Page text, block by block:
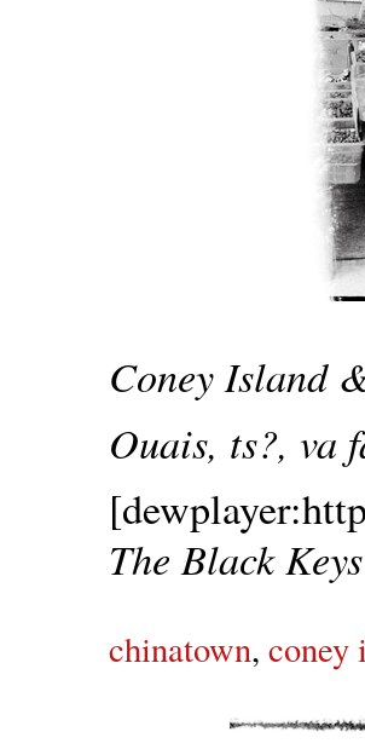
Coney Island
Ouais, ts?, va
The Black
chinatown, coney